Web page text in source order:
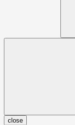
close